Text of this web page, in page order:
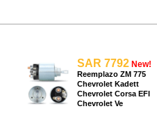
SAR 7792 New!
Reemplazo ZM 775
Chevrolet Kadett
Chevrolet Corsa EFI
Chevrolet Ve